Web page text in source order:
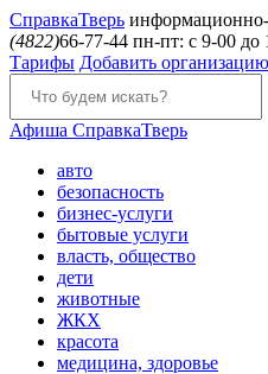
СправкаТверь
(4822)66-77-44 пн-пт: с 9-00 до
Тарифы Добавить организацию
Афиша СправкаТверь
авто
безопасность
бизнес-услуги
бытовые услуги
власть, общество
дети
животные
ЖКХ
красота
медицина, здоровье